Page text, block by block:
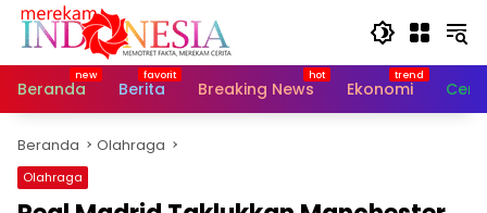
Langsung
Beranda
Berita Breaking News Ekonomi
Beranda Olahraga
Olahraga